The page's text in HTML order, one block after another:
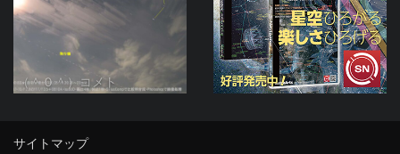
（＾０＾）コメト
サイトマップ